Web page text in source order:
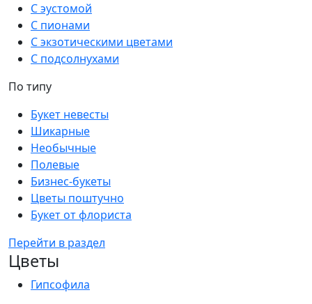
С эустомой
С пионами
С экзотическими цветами
С подсолнухами
По типу
Букет невесты
Шикарные
Необычные
Полевые
Бизнес-букеты
Цветы поштучно
Букет от флориста
Перейти в раздел
Цветы
Гипсофила